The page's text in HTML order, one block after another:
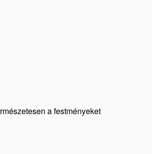
a festményeket